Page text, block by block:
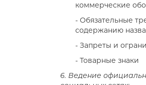
коммерческие
- Обязательные
содержанию
- Запреты и
- Товарные знаки
6. Ведение